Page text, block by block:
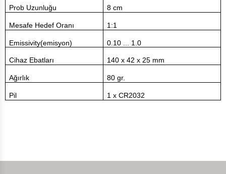
Prob Uzunluğu 8 cm
Mesafe Hedef Oranı 1:1
Emissivity(emisyon) 0.10 ... 1.0
Cihaz Ebatları 140 x 42 x 25 mm
Ağırlık 80 gr.
Pil 1 x CR2032